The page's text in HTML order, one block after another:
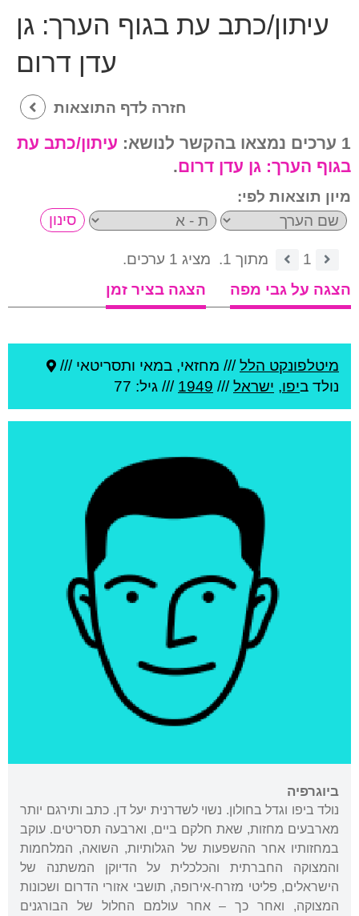
עיתון/כתב עת בגוף הערך: גן
עדן דרום
חזרה לדף התוצאות
1 ערכים נמצאו בהקשר לנושא:
עיתון/כתב עת
בגוף הערך: גן עדן דרום.
מיון תוצאות לפי:
1 מתוך 1.
מציג 1 ערכים.
הצגה על גבי מפה
הצגה בציר זמן
מיטלפונקט הלל/// מחזאי, במאי ותסריטאי ///
נולד ביפו, ישראל///
1949 /// גיל: 77
ביוגרפיה
נולד ביפו וגדל בחולון. נשוי לשדרנית יעל דן. כתב ותירגם יותר
מארבעים מחזות, שאת חלקם ביים, וארבעה תסריטים. עוקב
במחזותיו אחר ההשפעות של הגלותיות, השואה, המלחמות
והמצוקה החברתית והכלכלית על הדיוקן המשתנה של
הישראלים, פליטי מזרח-אירופה, תושבי אזורי הדרום ושכונות
המצוקה, ואחר כך – אחר עולמם החלול של הבורגנים